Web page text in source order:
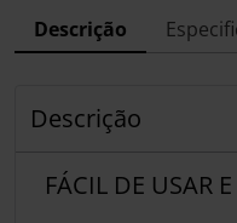
Descrição
Descrição
FÁCIL DE USAR